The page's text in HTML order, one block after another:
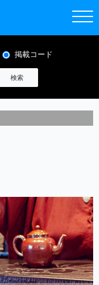
掲載コード